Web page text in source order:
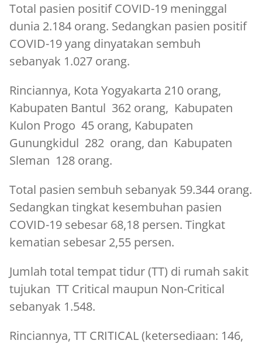
Total pasien positif COVID-19 meninggal
dunia 2.184 orang. Sedangkan pasien positif
COVID-19 yang dinyatakan sembuh
sebanyak 1.027 orang.
Rinciannya, Kota Yogyakarta 210 orang,
Kabupaten Bantul 362 orang, Kabupaten
Kulon Progo 45 orang, Kabupaten
Gunungkidul 282 orang, dan Kabupaten
Sleman 128 orang.
Total pasien sembuh sebanyak 59.344 orang.
Sedangkan tingkat kesembuhan pasien
COVID-19 sebesar 68,18 persen. Tingkat
kematian sebesar 2,55 persen.
Jumlah total tempat tidur (TT) di rumah sakit
tujukan TT Critical maupun Non-Critical
sebanyak 1.548.
Rinciannya, TT CRITICAL (ketersediaan: 146,